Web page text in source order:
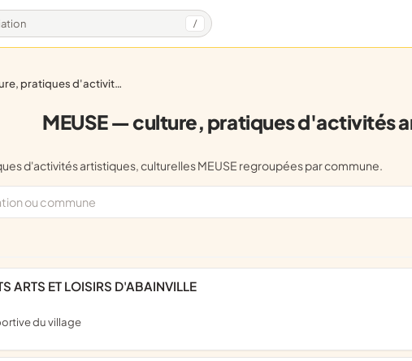
/
pratiques d'activités artistiques, culturelles
MEUSE — culture, pratiques d'activités
d'activités artistiques, culturelles MEUSE regroupées par commune.
ARTS ET LOISIRS D'ABAINVILLE
du village